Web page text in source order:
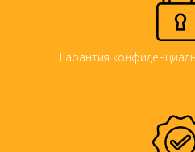
Гарантия